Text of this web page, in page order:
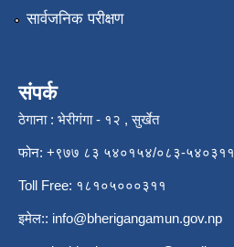
सार्वजनिक परीक्षण
संपर्क
ठेगाना : भेरीगंगा - १२ , सुर्खेत
फोन: +९७७ ८३ ५४०१५४/०८३-५४०३११
Toll Free: १८१०५०००३११
इमेल:: info@bherigangamun.gov.np